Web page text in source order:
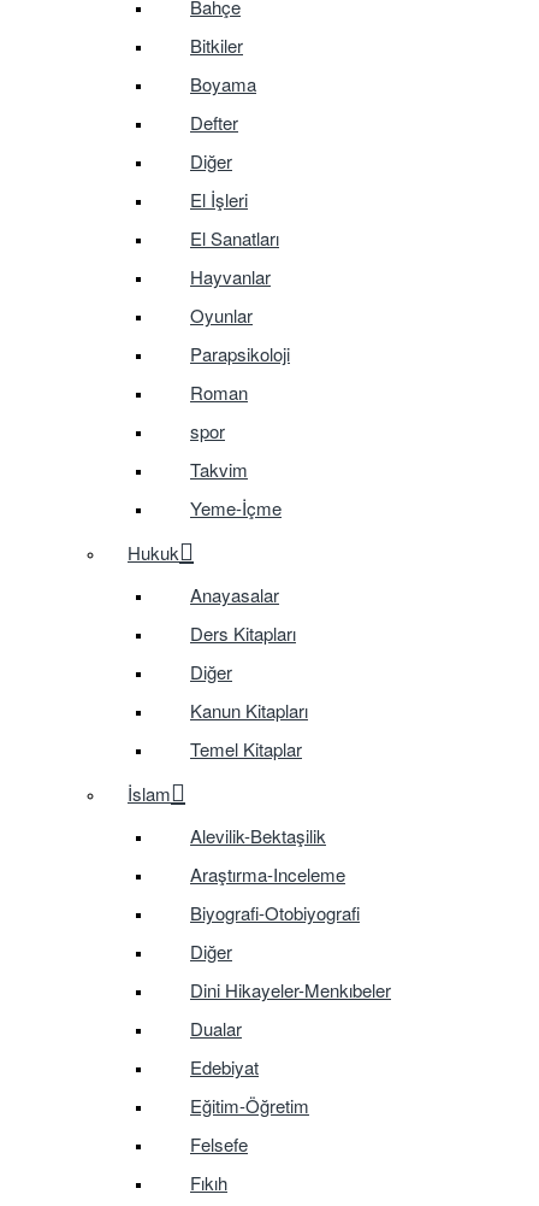
Bahçe
Bitkiler
Boyama
Defter
Diğer
El İşleri
El Sanatları
Hayvanlar
Oyunlar
Parapsikoloji
Roman
spor
Takvim
Yeme-İçme
Hukuk
Anayasalar
Ders Kitapları
Diğer
Kanun Kitapları
Temel Kitaplar
İslam
Alevilik-Bektaşilik
Araştırma-Inceleme
Biyografi-Otobiyografi
Diğer
Dini Hikayeler-Menkıbeler
Dualar
Edebiyat
Eğitim-Öğretim
Felsefe
Fıkıh